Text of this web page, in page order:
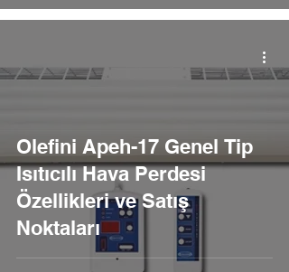
Olefini Apeh-17 Genel Tip
Isıtıcılı Hava Perdesi
Özellikleri ve Satış
Noktaları